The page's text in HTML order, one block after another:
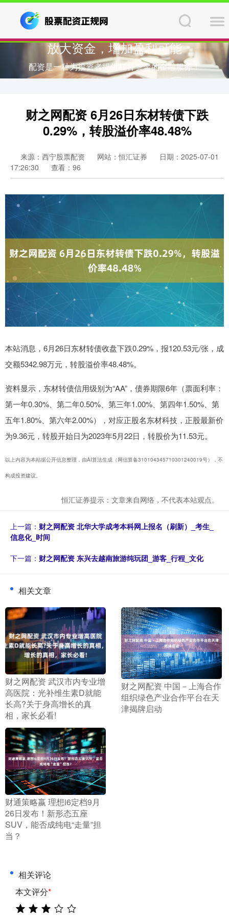
放大资金，增加盈利可能
配资是一种为投资者提供杠杆资金的金融服务！
财之网配资 6月26日东材转债下跌
0.29%，转股溢价率48.48%
来源：西宁股票配资 网站：恒汇证券
日期：2025-07-01
17:26:30
查看：96
本站消息，6月26日东材转债收盘下跌0.29%，报120.53元/张，成
交额5342.98万元，转股溢价率48.48%。
资料显示，东材转债信用级别为“AA”，债券期限6年（票面利率：
第一年0.30%、第二年0.50%、第三年1.00%、第四年1.50%、第
五年1.80%、第六年2.00%），对应正股名东材科技，正股最新价
为9.36元，转股开始日为2023年5月22日，转股价为11.53元。
以上内容为本站据公开信息整理，由AI算法生成（网信算备310104345710301240019号），不
构成投资建议。
恒汇证券提示：文章来自网络，不代表本站观点。
上一篇： 财之网配资 北华大学成考本科网上报名（刷新）_考生_
信息化_时间
下一篇： 财之网配资 东兴去越南旅游纯玩团_游客_行程_文化
相关文章
​财之网配资 武汉市内专业增
高医院：光补维生素D就能
长高?关于身高增长的真
相，家长必看!
​财之网配资 中国－上海合作
组织绿色产业合作平台在天
津揭牌启动
​财通策略嬴 理想i6定档9月
26日发布！新形态五座
SUV，能否成纯电“走量”担
当？
相关评论
本文评分*